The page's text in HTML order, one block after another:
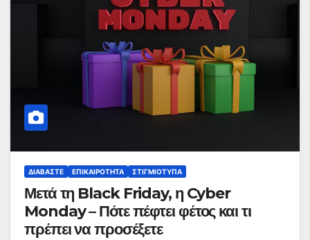
ΔΙΑΒΆΣΤΕ ΕΠΙΚΑΙΡΌΤΗΤΑ ΣΤΙΓΜΙΌΤΥΠΑ
Μετά τη Black Friday, η Cyber
Monday – Πότε πέφτει φέτος και τι
πρέπει να προσέξετε